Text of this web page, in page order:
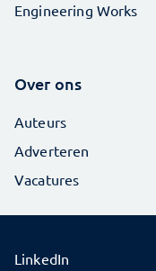
Engineering Works
Over ons
Auteurs
Adverteren
Vacatures
LinkedIn